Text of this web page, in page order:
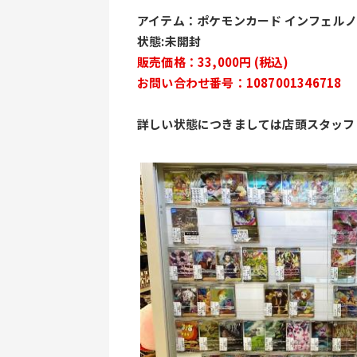
アイテム：ポケモンカード インフェル
状態:未開封
販売価格：33,000円 (税込)
お問い合わせ番号：1087001346718
詳しい状態につきましては店頭スタッ